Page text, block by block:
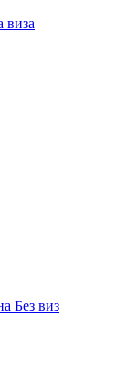
виза
Без виз